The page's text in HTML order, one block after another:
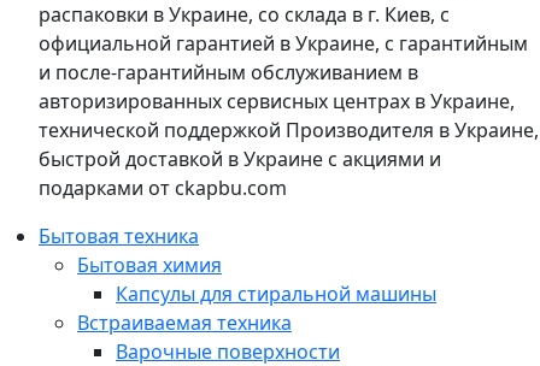
распаковки в Украине, со склада в г. Киев, с
официальной гарантией в Украине, с гарантийным
и после-гарантийным обслуживанием в
авторизированных сервисных центрах в Украине,
технической поддержкой Производителя в Украине,
быстрой доставкой в Украине с акциями и
подарками от ckapbu.com
Бытовая техника
Бытовая химия
Капсулы для стиральной машины
Встраиваемая техника
Варочные поверхности